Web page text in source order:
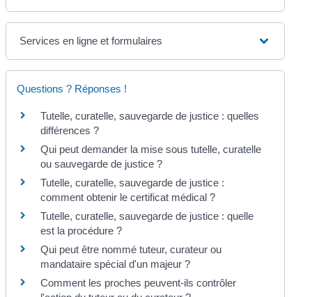
Services en ligne et formulaires
Questions ? Réponses !
Tutelle, curatelle, sauvegarde de justice : quelles
différences ?
Qui peut demander la mise sous tutelle, curatelle
ou sauvegarde de justice ?
Tutelle, curatelle, sauvegarde de justice :
comment obtenir le certificat médical ?
Tutelle, curatelle, sauvegarde de justice : quelle
est la procédure ?
Qui peut être nommé tuteur, curateur ou
mandataire spécial d'un majeur ?
Comment les proches peuvent-ils contrôler